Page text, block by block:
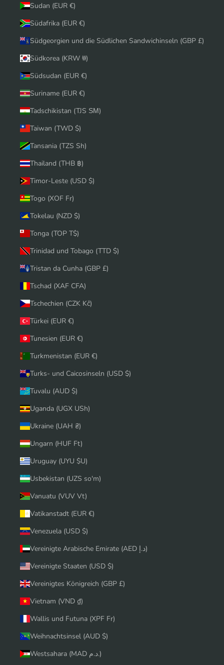
Sudan (EUR €)
Südafrika (EUR €)
Südgeorgien und die Südlichen Sandwichinseln (GBP £)
Südkorea (KRW ₩)
Südsudan (EUR €)
Suriname (EUR €)
Tadschikistan (TJS ЅМ)
Taiwan (TWD $)
Tansania (TZS Sh)
Thailand (THB ฿)
Timor-Leste (USD $)
Togo (XOF Fr)
Tokelau (NZD $)
Tonga (TOP T$)
Trinidad und Tobago (TTD $)
Tristan da Cunha (GBP £)
Tschad (XAF CFA)
Tschechien (CZK Kč)
Türkei (EUR €)
Tunesien (EUR €)
Turkmenistan (EUR €)
Turks- und Caicosinseln (USD $)
Tuvalu (AUD $)
Uganda (UGX USh)
Ukraine (UAH ₴)
Ungarn (HUF Ft)
Uruguay (UYU $U)
Usbekistan (UZS so'm)
Vanuatu (VUV Vt)
Vatikanstadt (EUR €)
Venezuela (USD $)
Vereinigte Arabische Emirate (AED د.إ)
Vereinigte Staaten (USD $)
Vereinigtes Königreich (GBP £)
Vietnam (VND ₫)
Wallis und Futuna (XPF Fr)
Weihnachtsinsel (AUD $)
Westsahara (MAD د.م.)